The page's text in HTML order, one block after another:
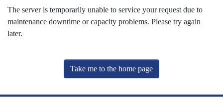
The server is temporarily unable to service your request due to
maintenance downtime or capacity problems. Please try again
later.
Take me to the home page